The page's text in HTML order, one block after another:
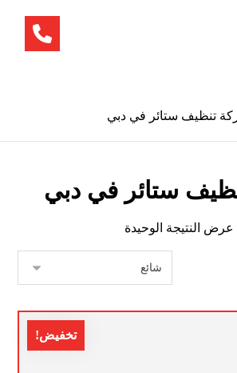
تنظيف ستائر في دبي
ستائر في دبي
عرض النتيجة الوحيدة
تخفيض!